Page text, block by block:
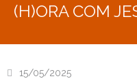
(H)ORA COM
15/05/2025